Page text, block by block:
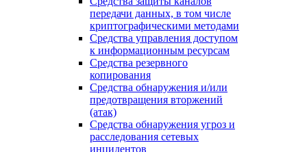
передачи данных, в том числе
криптографическими методами
Средства управления доступом
к информационным ресурсам
Средства резервного
копирования
Средства обнаружения и/или
предотвращения вторжений
(атак)
Средства обнаружения угроз и
расследования сетевых
инцидентов